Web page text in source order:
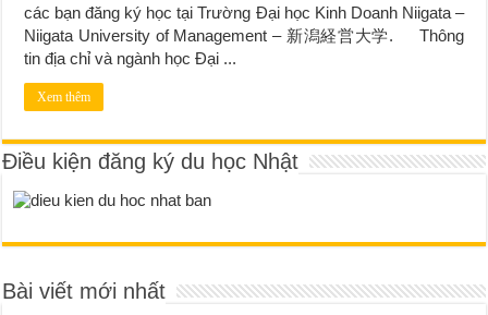
các bạn đăng ký học tại Trường Đại học Kinh Doanh Niigata –
Niigata University of Management – 新潟経営大学. Thông
tin địa chỉ và ngành học Đại ...
Xem thêm
Điều kiện đăng ký du học Nhật
Bài viết mới nhất